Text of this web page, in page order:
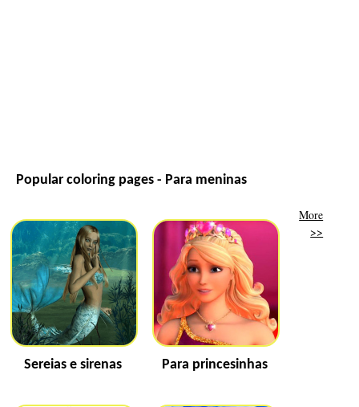
Popular coloring pages - Para meninas
Sereias e sirenas Para princesinhas
More
>>